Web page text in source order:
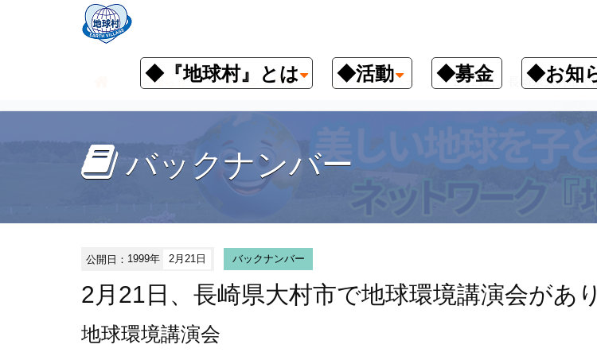
◆『地球村』とは ◆活動 ◆募金 ◆お知
お知らせ イベント予定 バックナンバー 2月21日、長崎県大村市で
バックナンバー
公開日： 1999年 2月21日 バックナンバー
2月21日、長崎県大村市で地球環境講演会があ
地球環境講演会